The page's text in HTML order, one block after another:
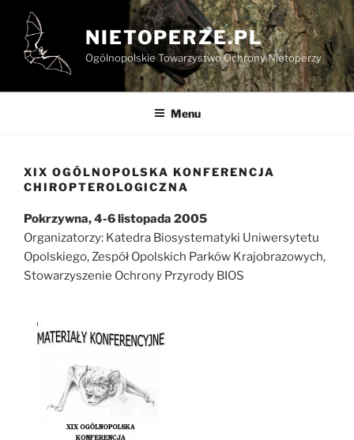
Przejdź
treści
NIETOPERZE.PL
Ogólnopolskie Towarzystwo Ochrony Nietoperzy
Menu
XIX OGÓLNOPOLSKA KONFERENCJA
CHIROPTEROLOGICZNA
Pokrzywna, 4-6 listopada 2005
Organizatorzy: Katedra Biosystematyki Uniwersytetu
Opolskiego, Zespół Opolskich Parków Krajobrazowych,
Stowarzyszenie Ochrony Przyrody BIOS